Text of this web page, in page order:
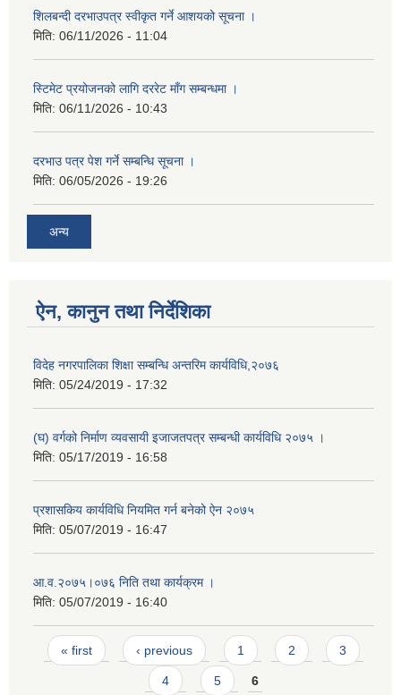
शिलबन्दी दरभाउपत्र स्वीकृत गर्ने आशयको सूचना ।
मिति: 06/11/2026 - 11:04
स्टिमेट प्रयोजनको लागि दररेट माँग सम्बन्धमा ।
मिति: 06/11/2026 - 10:43
दरभाउ पत्र पेश गर्ने सम्बन्धि सूचना ।
मिति: 06/05/2026 - 19:26
अन्य
ऐन, कानुन तथा निर्देशिका
विदेह नगरपालिका शिक्षा सम्बन्धि अन्तरिम कार्यविधि,२०७६
मिति: 05/24/2019 - 17:32
(घ) वर्गको निर्माण व्यवसायी इजाजतपत्र सम्बन्धी कार्यविधि २०७५ ।
मिति: 05/17/2019 - 16:58
प्रशासकिय कार्यविधि नियमित गर्न बनेको ऐन २०७५
मिति: 05/07/2019 - 16:47
आ.व.२०७५।०७६ निति तथा कार्यक्रम ।
मिति: 05/07/2019 - 16:40
Pages
« first ‹ previous 1 2 3
4 5 6